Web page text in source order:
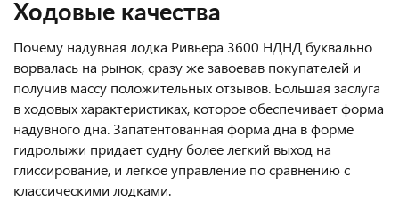
Ходовые качества
Почему надувная лодка Ривьера 3600 НДНД буквально
ворвалась на рынок, сразу же завоевав покупателей и
получив массу положительных отзывов. Большая заслуга
в ходовых характеристиках, которое обеспечивает форма
надувного дна. Запатентованная форма дна в форме
гидролыжи придает судну более легкий выход на
глиссирование, и легкое управление по сравнению с
классическими лодками.